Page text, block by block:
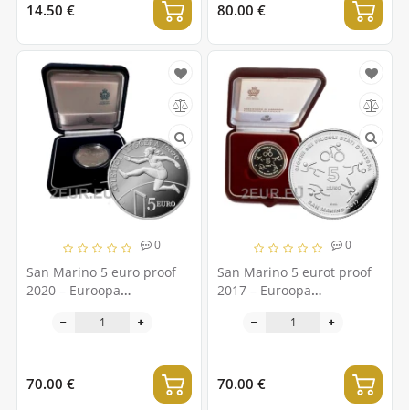
14.50 € 80.00 €
0
San Marino 5 euro proof
2020 – Euroopa
kergejõustikumängud
70.00 €
0
San Marino 5 eurot proof
2017 – Euroopa
Marinos
70.00 €